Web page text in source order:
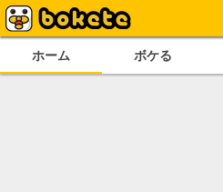
ホーム ボケる